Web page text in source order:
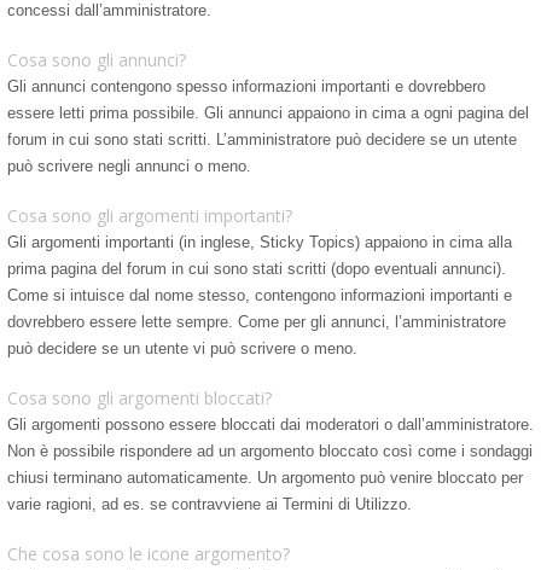
concessi dall’amministratore.
Cosa sono gli annunci?
Gli annunci contengono spesso informazioni importanti e dovrebbero
essere letti prima possibile. Gli annunci appaiono in cima a ogni pagina del
forum in cui sono stati scritti. L’amministratore può decidere se un utente
può scrivere negli annunci o meno.
Cosa sono gli argomenti importanti?
Gli argomenti importanti (in inglese, Sticky Topics) appaiono in cima alla
prima pagina del forum in cui sono stati scritti (dopo eventuali annunci).
Come si intuisce dal nome stesso, contengono informazioni importanti e
dovrebbero essere lette sempre. Come per gli annunci, l’amministratore
può decidere se un utente vi può scrivere o meno.
Cosa sono gli argomenti bloccati?
Gli argomenti possono essere bloccati dai moderatori o dall’amministratore.
Non è possibile rispondere ad un argomento bloccato così come i sondaggi
chiusi terminano automaticamente. Un argomento può venire bloccato per
varie ragioni, ad es. se contravviene ai Termini di Utilizzo.
Che cosa sono le icone argomento?